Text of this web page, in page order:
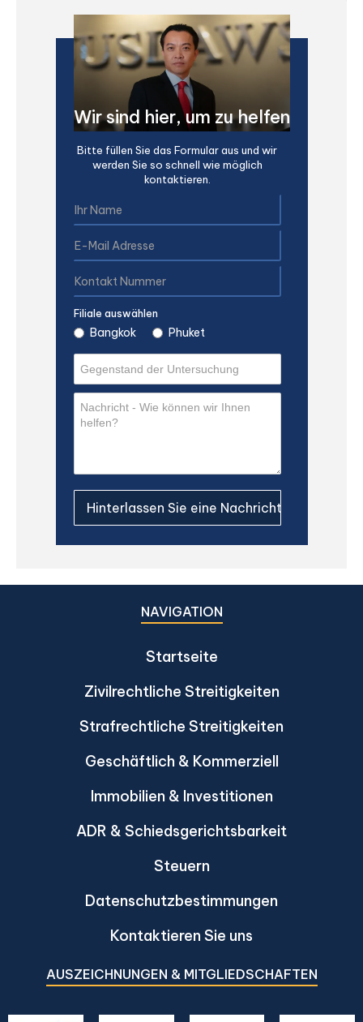
Wir sind hier, um zu helfen
Bitte füllen Sie das Formular aus und wir
werden Sie so schnell wie möglich
kontaktieren.
Filiale auswählen
Bangkok Phuket
NAVIGATION
Startseite
Zivilrechtliche Streitigkeiten
Strafrechtliche Streitigkeiten
Geschäftlich & Kommerziell
Immobilien & Investitionen
ADR & Schiedsgerichtsbarkeit
Steuern
Datenschutzbestimmungen
Kontaktieren Sie uns
AUSZEICHNUNGEN & MITGLIEDSCHAFTEN